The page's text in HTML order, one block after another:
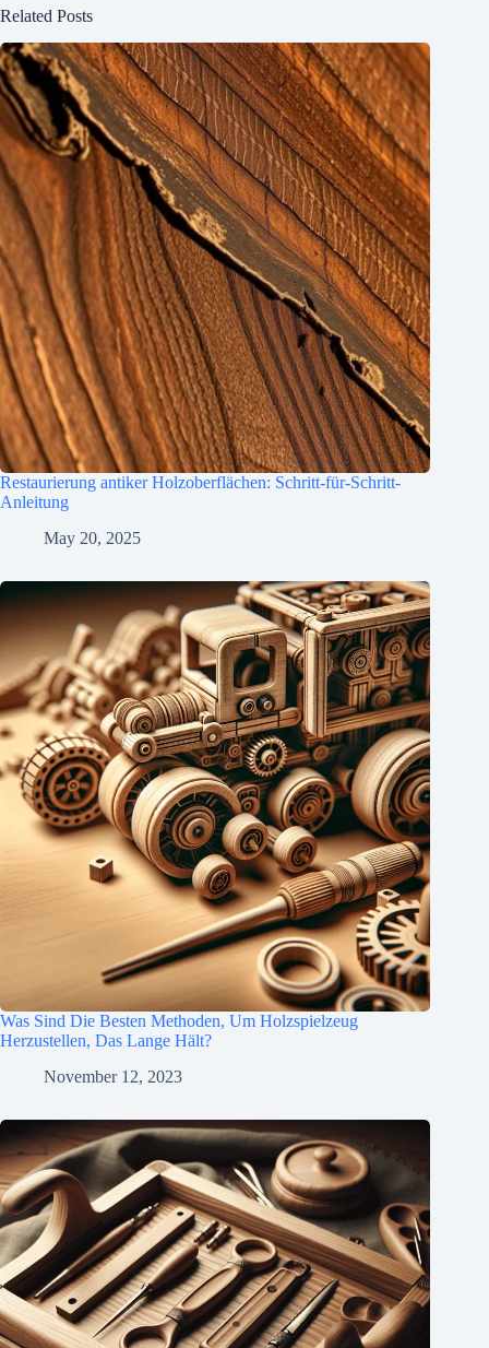
Related Posts
Restaurierung antiker Holzoberflächen: Schritt-für-Schritt-
Anleitung
May 20, 2025
Was Sind Die Besten Methoden, Um Holzspielzeug
Herzustellen, Das Lange Hält?
November 12, 2023